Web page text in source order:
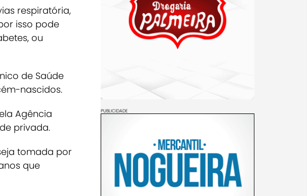
respiratória,
isso pode
ou
de Saúde
nascidos.
Agência
privada.
tomada por
que
PUBLICIDADE